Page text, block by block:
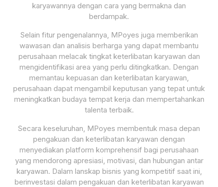
karyawannya dengan cara yang bermakna dan
berdampak.
Selain fitur pengenalannya, MPoyes juga memberikan
wawasan dan analisis berharga yang dapat membantu
perusahaan melacak tingkat keterlibatan karyawan dan
mengidentifikasi area yang perlu ditingkatkan. Dengan
memantau kepuasan dan keterlibatan karyawan,
perusahaan dapat mengambil keputusan yang tepat untuk
meningkatkan budaya tempat kerja dan mempertahankan
talenta terbaik.
Secara keseluruhan, MPoyes membentuk masa depan
pengakuan dan keterlibatan karyawan dengan
menyediakan platform komprehensif bagi perusahaan
yang mendorong apresiasi, motivasi, dan hubungan antar
karyawan. Dalam lanskap bisnis yang kompetitif saat ini,
berinvestasi dalam pengakuan dan keterlibatan karyawan